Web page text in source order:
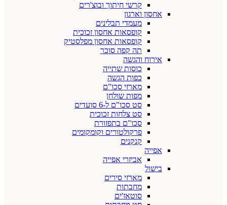
קרשי חיתוך ובוצ'רים
אחסון וארגון
מעמדי תבלינים
קופסאות אחסון זכוכית
קופסאות אחסון מפלסטיק
תה קפה סוכר
אירוח והגשה
כוסות שתייה
כפות הגשה
מארזי סכו"ם
מפות שולחן
סט סכו"ם ל-6 סועדים
סט צלחות זכוכית
סכו"ם בתפזורת
פרקולטורים וקומקומים
קנקנים
אפייה
אביזרי אפייה
בישול
מארזי סירים
מחבתות
סוטאז'ים